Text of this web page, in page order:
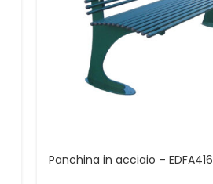
Panchina in acciaio – EDFA416